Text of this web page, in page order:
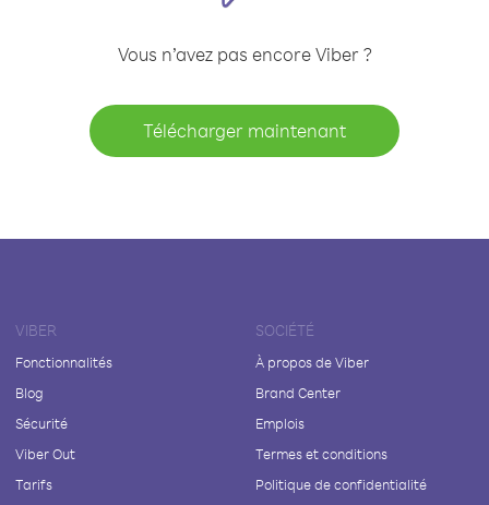
Vous n’avez pas encore Viber ?
Télécharger maintenant
VIBER
Fonctionnalités
Blog
Sécurité
Viber Out
Tarifs
SOCIÉTÉ
À propos de Viber
Brand Center
Emplois
Termes et conditions
Politique de confidentialité